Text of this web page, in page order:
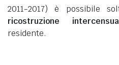
2011-2017) è possibile
ricostruzione
residente.